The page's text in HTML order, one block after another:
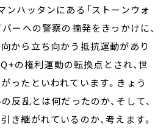
ンハッタンにある「ストーンウォ
バーへの警察の摘発をきっかけに、
から立ち向かう抵抗運動があり
の権利運動の転換点とされ、世
ったといわれています。きょう
反乱とは何だったのか、そして、
き継がれているのか、考えます。